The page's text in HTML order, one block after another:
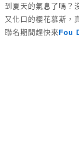
到夏天的氣息了嗎？
又化口的櫻花慕斯，
聯名期間趕快來Fou